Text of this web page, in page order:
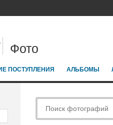
Фото
ПОСТУПЛЕНИЯ АЛЬБОМЫ